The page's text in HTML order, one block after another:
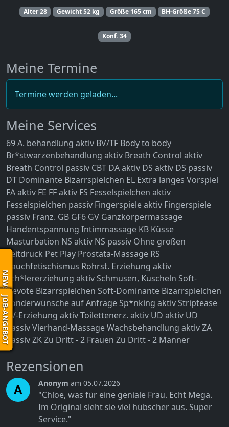
Alter28 Gewicht52 kg Größe 165 cm BH-Größe75 C
Konf.34
Meine Termine
Termine werden geladen...
Meine Services
69A. behandlung aktiv BV/TF Body to body
Br*stwarzenbehandlung aktiv Breath Control aktiv
Breath Control passiv CBT DA aktiv DS aktiv DS passiv
DT Dominante Bizarrspielchen EL Extra langes Vorspiel
FA aktiv FE FF aktiv FS Fesselspielchen aktiv
Fesselspielchen passiv Fingerspiele aktiv Fingerspiele
passiv Franz. GB GF6 GV Ganzkörpermassage
Handentspannung Intimmassage KB Küsse
Masturbation NS aktiv NS passiv Ohne großen
Zeitdruck Pet Play Prostata-Massage RS
Rauchfetischismus Rohrst. Erziehung aktiv
Sch*lererziehung aktiv Schmusen, Kuscheln Soft-
Devote Bizarrspielchen Soft-Dominante Bizarrspielchen
Sonderwünsche auf Anfrage Sp*nking aktiv Striptease
TV-Erziehung aktivToilettenerz. aktiv UD aktiv UD
passivVierhand-MassageWachsbehandlung aktivZA
passivZKZu Dritt - 2 Frauen Zu Dritt - 2 Männer
Rezensionen
A Anonym am 05.07.2026
"Chloe, was für eine geniale Frau. Echt Mega.
Im Original sieht sie viel hübscher aus. Super
Service."
NEWS
JOB-ANGEBOT